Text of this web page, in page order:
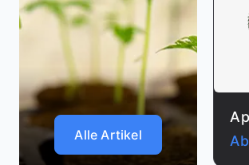
Alle Artikel
€
Drippy Melon Auto
Ab16,95
Ab